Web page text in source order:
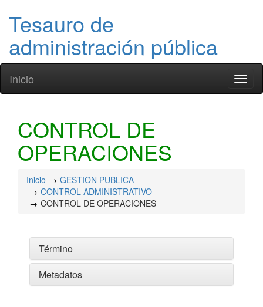
Tesauro de
administración pública
Inicio
CONTROL DE
OPERACIONES
Inicio
GESTION PUBLICA
CONTROL ADMINISTRATIVO
CONTROL DE OPERACIONES
Término
Metadatos